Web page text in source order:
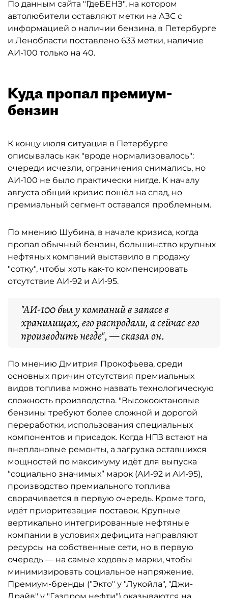
По данным сайта "ГдеБЕНЗ", на котором
автолюбители оставляют метки на АЗС с
информацией о наличии бензина, в Петербурге
и Ленобласти поставлено 633 метки, наличие
АИ-100 только на 40.
Куда пропал премиум-
бензин
К концу июля ситуация в Петербурге
описывалась как "вроде нормализовалось":
очереди исчезли, ограничения снимались, но
АИ-100 не было практически нигде. К началу
августа общий кризис пошёл на спад, но
премиальный сегмент оставался проблемным.
По мнению Шубина, в начале кризиса, когда
пропал обычный бензин, большинство крупных
нефтяных компаний выставило в продажу
"сотку", чтобы хоть как-то компенсировать
отсутствие АИ-92 и АИ-95.
"АИ-100 был у компаний в запасе в
хранилищах, его распродали, а сейчас его
производить негде", — сказал он.
По мнению Дмитрия Прокофьева, среди
основных причин отсутствия премиальных
видов топлива можно назвать технологическую
сложность производства. "Высокооктановые
бензины требуют более сложной и дорогой
переработки, использования специальных
компонентов и присадок. Когда НПЗ встают на
внеплановые ремонты, а загрузка оставшихся
мощностей по максимуму идёт для выпуска
“социально значимых” марок (АИ-92 и АИ-95),
производство премиального топлива
сворачивается в первую очередь. Кроме того,
идёт приоритезация поставок. Крупные
вертикально интегрированные нефтяные
компании в условиях дефицита направляют
ресурсы на собственные сети, но в первую
очередь — на самые ходовые марки, чтобы
минимизировать социальное напряжение.
Премиум-бренды ("Экто" у "Лукойла", "Джи-